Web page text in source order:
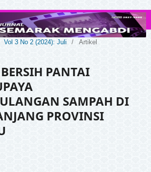
Vol 3 No 2 (2024): Juli / Artikel
PANTAI
SAMPAH DI
PROVINSI